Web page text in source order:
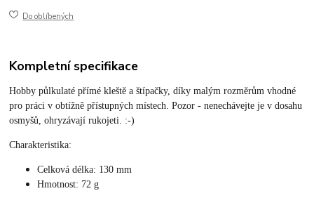
Do oblíbených
Kompletní specifikace
Hobby půlkulaté přímé kleště a štípačky, díky malým rozměrům vhodné
pro práci v obtížně přístupných místech. Pozor - nenechávejte je v dosahu
osmyšů, ohryzávají rukojeti. :-)
Charakteristika:
Celková délka: 130 mm
Hmotnost: 72 g